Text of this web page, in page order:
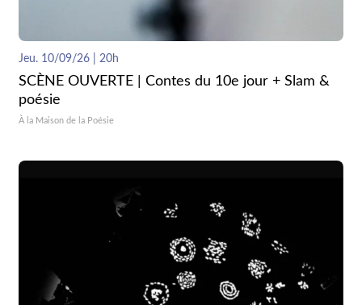
Jeu. 10/09/26 | 20h
SCÈNE OUVERTE | Contes du 10e jour + Slam &
poésie
À la Maison de la Poésie